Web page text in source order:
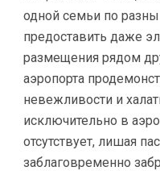
одной семьи по
предоставить даже
размещения рядом
аэропорта
невежливости и
исключительно в
отсутствует, лишая
заблаговременно